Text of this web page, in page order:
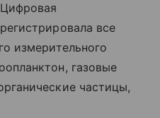
все
измерительного
газовые
частицы,